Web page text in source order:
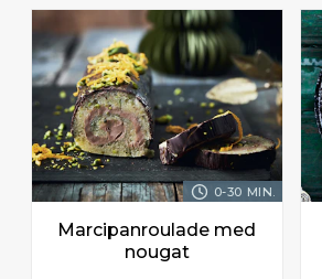
0-30 MIN.
Marcipanroulade med
nougat